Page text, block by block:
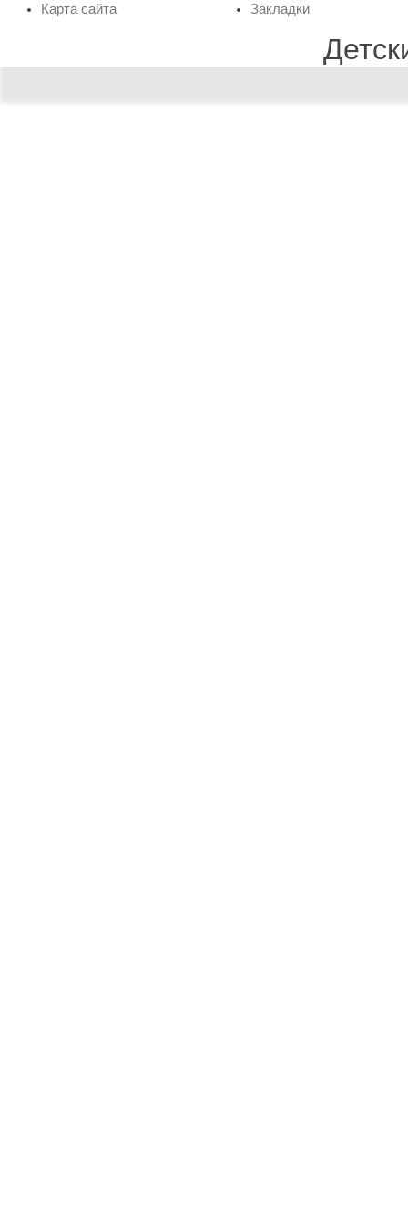
Карта сайта Закладки